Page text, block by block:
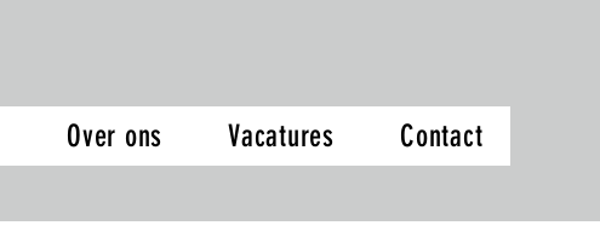
Over ons Vacatures Contact